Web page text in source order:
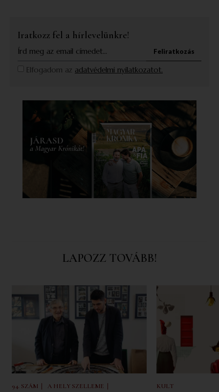
Iratkozz fel a hírlevelünkre!
Elfogadom az adatvédelmi nyilatkozatot.
Feliratkozás
LAPOZZ TOVÁBB!
94. SZÁM | A HELY SZELLEME | KULT